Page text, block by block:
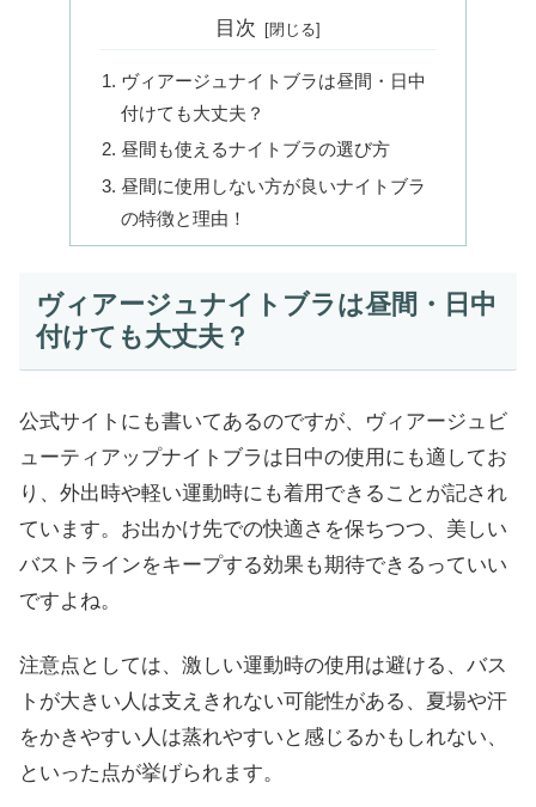
目次
ヴィアージュナイトブラは昼間・日中
付けても大丈夫？
昼間も使えるナイトブラの選び方
昼間に使用しない方が良いナイトブラ
の特徴と理由！
ヴィアージュナイトブラは昼間・日中
付けても大丈夫？
公式サイトにも書いてあるのですが、ヴィアージュビ
ューティアップナイトブラは日中の使用にも適してお
り、外出時や軽い運動時にも着用できることが記され
ています。お出かけ先での快適さを保ちつつ、美しい
バストラインをキープする効果も期待できるっていい
ですよね。
注意点としては、激しい運動時の使用は避ける、バス
トが大きい人は支えきれない可能性がある、夏場や汗
をかきやすい人は蒸れやすいと感じるかもしれない、
といった点が挙げられます。